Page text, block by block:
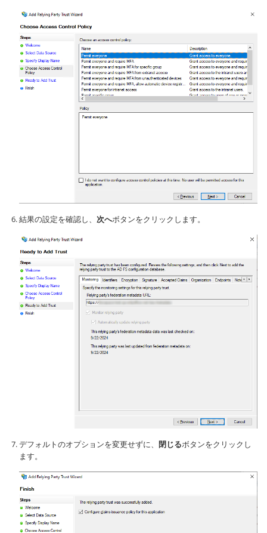
結果の設定を確認し、 次へボタンをクリックします。
デフォルトのオプションを変更せずに、 閉じるボタンをクリックし
ます。